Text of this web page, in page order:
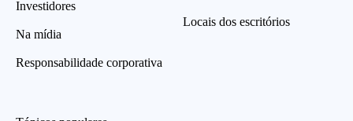
Investidores
Na mídia
Responsabilidade corporativa
Locais dos escritórios